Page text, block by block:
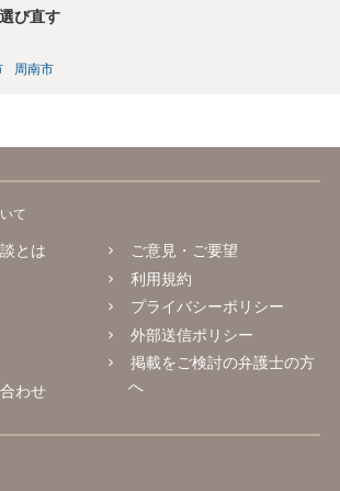
び直す
周南市
て
とは
わせ
ご意見・ご要望
利用規約
プライバシーポリシー
外部送信ポリシー
掲載をご検討の弁護士の方
へ